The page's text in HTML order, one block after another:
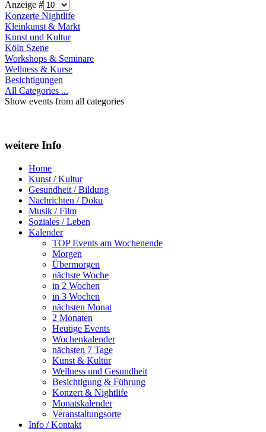
Anzeige #
Konzerte Nightlife
Kleinkunst & Markt
Kunst und Kultur
Köln Szene
Workshops & Seminare
Wellness & Kurse
Besichtigungen
All Categories ...
Show events from all categories
weitere Info
Home
Kunst / Kultur
Gesundheit / Bildung
Nachrichten / Doku
Musik / Film
Soziales / Leben
Kalender
TOP Events am Wochenende
Morgen
Übermorgen
nächste Woche
in 2 Wochen
in 3 Wochen
nächsten Monat
2 Monaten
Heutige Events
Wochenkalender
nächsten 7 Tage
Kunst & Kultur
Wellness und Gesundheit
Besichtigung & Führung
Konzert & Nightlife
Monatskalender
Veranstaltungsorte
Info / Kontakt